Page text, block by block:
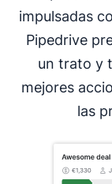
impulsadas
Pipedrive
un trato y
mejores
las